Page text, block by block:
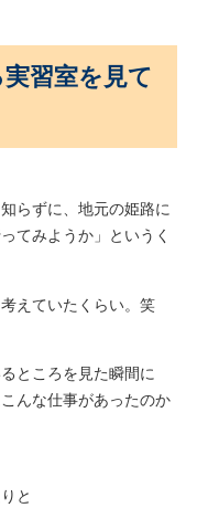
習室を見て
らずに、地元の姫路に
てみようか」というく
えていたくらい。笑
ところを見た瞬間に
んな仕事があったのか
と